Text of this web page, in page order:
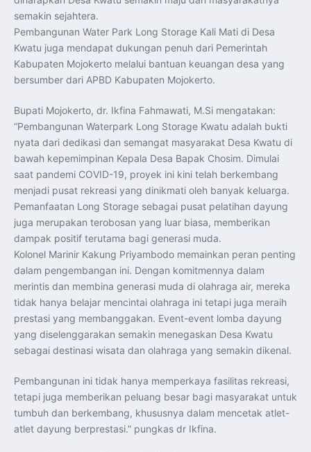
Perkuat Kerja Sama Repatriasi Artefak Budaya
Menteri PKP dan Ketua DEN Perkuat Kolaborasi
Program 3 Juta Rumah
Pendaftaran MagangHub Angkatan II Batch 1 Dibuka
hingga 28 Juli 2026, Kesempatan Raih Pengalaman Kerja
dan Sertifikasi Kompetensi
KASAU Bekali 154 Perwira Remaja AAU 2026, Tekankan
Integritas dan Profesionalisme sebagai Bekal
Menlu Sugiono Dorong Kemitraan ASEAN–Inggris yang
Lebih Erat Hadapi Tantangan Global
Indonesia Dorong ASEAN dan Uni Eropa Perkuat
Stabilitas Global melalui Kemitraan Strategis
Menlu RI Dorong Kemitraan Ekonomi ASEAN–Korea
Selatan untuk Perkuat Ketahanan Kawasan
Kemitraan ASEAN–Kanada Perkuat Ketahanan Ekonomi,
Pangan, dan Energi Kawasan
ASEAN dan India Perkuat Ketahanan Kawasan lewat
Kerja Sama Maritim, Ekonomi, dan Kesehatan
BI Pertahankan BI-Rate 5,75 Persen untuk Jaga
Stabilitas dan Dukung Pertumbuhan Ekonomi
Kepala BGN Sudaryono Tegaskan Komitmen Perkuat
Transparansi dan Akuntabilitas Program Makan Bergizi
Gratis
semakin sejahtera.
Pembangunan Water Park Long Storage Kali Mati di Desa
Kwatu juga mendapat dukungan penuh dari Pemerintah
Kabupaten Mojokerto melalui bantuan keuangan desa yang
bersumber dari APBD Kabupaten Mojokerto.
Bupati Mojokerto, dr. Ikfina Fahmawati, M.Si mengatakan:
“Pembangunan Waterpark Long Storage Kwatu adalah bukti
nyata dari dedikasi dan semangat masyarakat Desa Kwatu di
bawah kepemimpinan Kepala Desa Bapak Chosim. Dimulai
saat pandemi COVID-19, proyek ini kini telah berkembang
menjadi pusat rekreasi yang dinikmati oleh banyak keluarga.
Pemanfaatan Long Storage sebagai pusat pelatihan dayung
juga merupakan terobosan yang luar biasa, memberikan
dampak positif terutama bagi generasi muda.
Kolonel Marinir Kakung Priyambodo memainkan peran penting
dalam pengembangan ini. Dengan komitmennya dalam
merintis dan membina generasi muda di olahraga air, mereka
tidak hanya belajar mencintai olahraga ini tetapi juga meraih
prestasi yang membanggakan. Event-event lomba dayung
yang diselenggarakan semakin menegaskan Desa Kwatu
sebagai destinasi wisata dan olahraga yang semakin dikenal.
Pembangunan ini tidak hanya memperkaya fasilitas rekreasi,
tetapi juga memberikan peluang besar bagi masyarakat untuk
tumbuh dan berkembang, khususnya dalam mencetak atlet-
atlet dayung berprestasi.” pungkas dr Ikfina.